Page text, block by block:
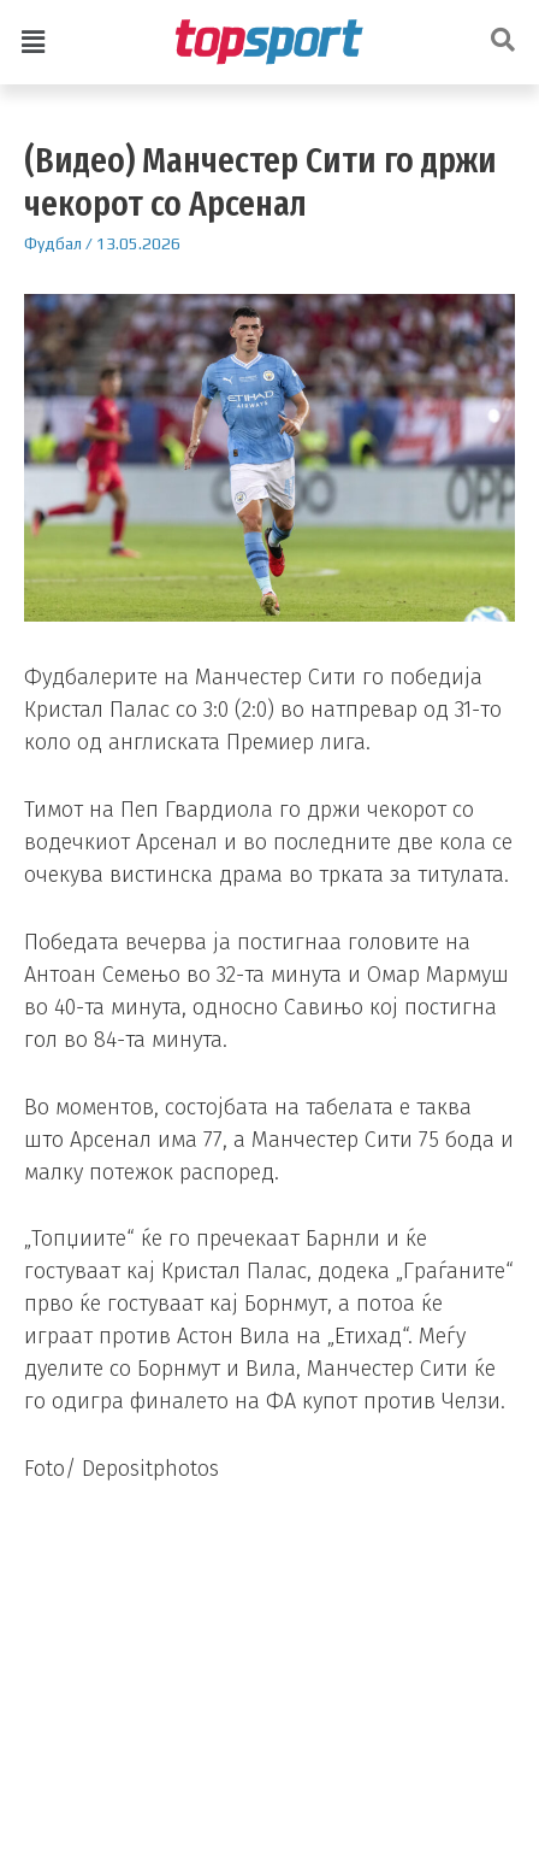
(Видео) Манчестер Сити го држи
чекорот со Арсенал
Фудбал / 13.05.2026
Фудбалерите на Манчестер Сити го победија
Кристал Палас со 3:0 (2:0) во натпревар од 31-то
коло од англиската Премиер лига.
Тимот на Пеп Гвардиола го држи чекорот со
водечкиот Арсенал и во последните две кола се
очекува вистинска драма во трката за титулата.
Победата вечерва ја постигнаа головите на
Антоан Семењо во 32-та минута и Омар Мармуш
во 40-та минута, односно Савињо кој постигна
гол во 84-та минута.
Во моментов, состојбата на табелата е таква
што Арсенал има 77, а Манчестер Сити 75 бода и
малку потежок распоред.
„Топџиите“ ќе го пречекаат Барнли и ќе
гостуваат кај Кристал Палас, додека „Граѓаните“
прво ќе гостуваат кај Борнмут, а потоа ќе
играат против Астон Вила на „Етихад“. Меѓу
дуелите со Борнмут и Вила, Манчестер Сити ќе
го одигра финалето на ФА купот против Челзи.
Foto/ Depositphotos